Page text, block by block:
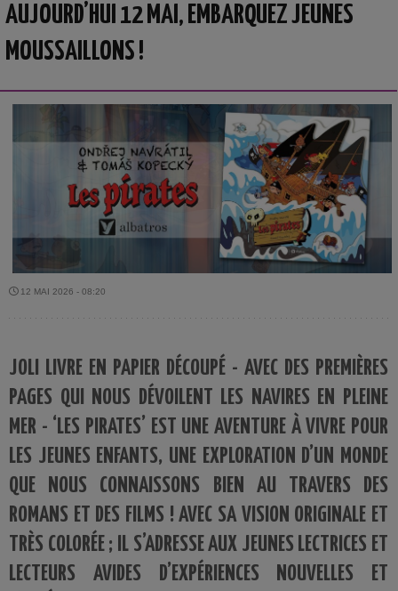
AUJOURD’HUI 12 MAI, EMBARQUEZ JEUNES
MOUSSAILLONS !
12 MAI 2026 - 08:20
JOLI LIVRE EN PAPIER DÉCOUPÉ - AVEC DES PREMIÈRES
PAGES QUI NOUS DÉVOILENT LES NAVIRES EN PLEINE
MER - ‘LES PIRATES’ EST UNE AVENTURE À VIVRE POUR
LES JEUNES ENFANTS, UNE EXPLORATION D’UN MONDE
QUE NOUS CONNAISSONS BIEN AU TRAVERS DES
ROMANS ET DES FILMS ! AVEC SA VISION ORIGINALE ET
TRÈS COLORÉE ; IL S’ADRESSE AUX JEUNES LECTRICES ET
LECTEURS AVIDES D’EXPÉRIENCES NOUVELLES ET